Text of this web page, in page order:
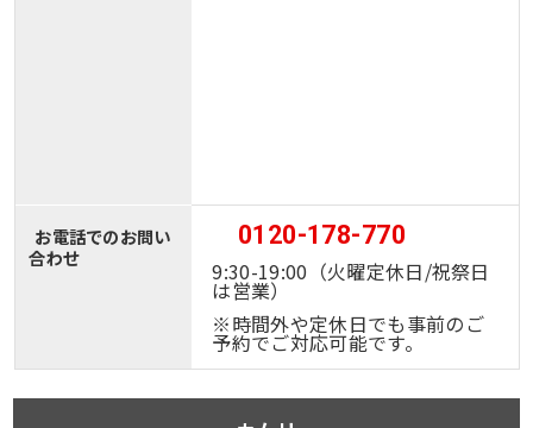
お電話でのお問い
合わせ
0120-178-770
9:30-19:00（火曜定休日/祝祭日
は営業）
※時間外や定休日でも事前のご
予約でご対応可能です。